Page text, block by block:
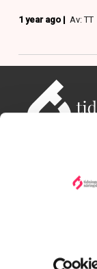
1 year ago | Av: TT
Adress:
Besöksadress: